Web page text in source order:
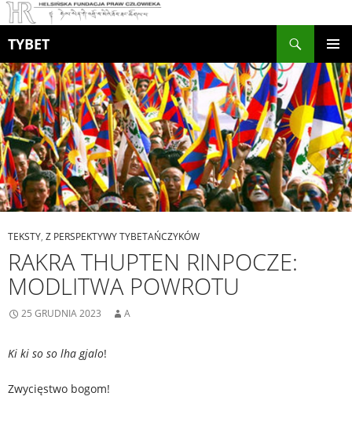
TYBET
MENU
DO
TREŚCI
TEKSTY, Z PERSPEKTYWY TYBETAŃCZYKÓW
RAKRA THUPTEN RINPOCZE:
MODLITWA POWROTU
25 GRUDNIA 2023 A
Ki ki so so lha gjalo!
Zwycięstwo bogom!